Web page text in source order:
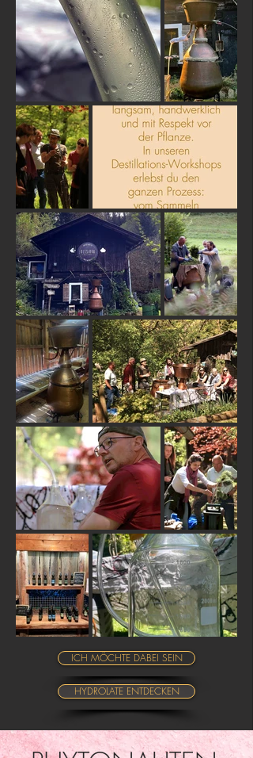
ICH MÖCHTE DABEI SEIN
HYDROLATE ENTDECKEN